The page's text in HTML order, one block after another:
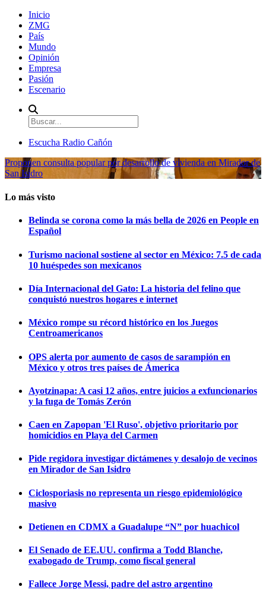
Inicio
ZMG
País
Mundo
Opinión
Empresa
Pasión
Escenario
Escucha Radio Cañón
Proponen consulta popular por desarrollo de vivienda en Mirador de
San Isidro
Lo más visto
Belinda se corona como la más bella de 2026 en People en
Español
Turismo nacional sostiene al sector en México: 7.5 de cada
10 huéspedes son mexicanos
Día Internacional del Gato: La historia del felino que
conquistó nuestros hogares e internet
México rompe su récord histórico en los Juegos
Centroamericanos
OPS alerta por aumento de casos de sarampión en
México y otros tres países de Ámerica
Ayotzinapa: A casi 12 años, entre juicios a exfuncionarios
y la fuga de Tomás Zerón
Caen en Zapopan 'El Ruso', objetivo prioritario por
homicidios en Playa del Carmen
Pide regidora investigar dictámenes y desalojo de vecinos
en Mirador de San Isidro
Ciclosporiasis no representa un riesgo epidemiológico
masivo
Detienen en CDMX a Guadalupe “N” por huachicol
El Senado de EE.UU. confirma a Todd Blanche,
exabogado de Trump, como fiscal general
Fallece Jorge Messi, padre del astro argentino